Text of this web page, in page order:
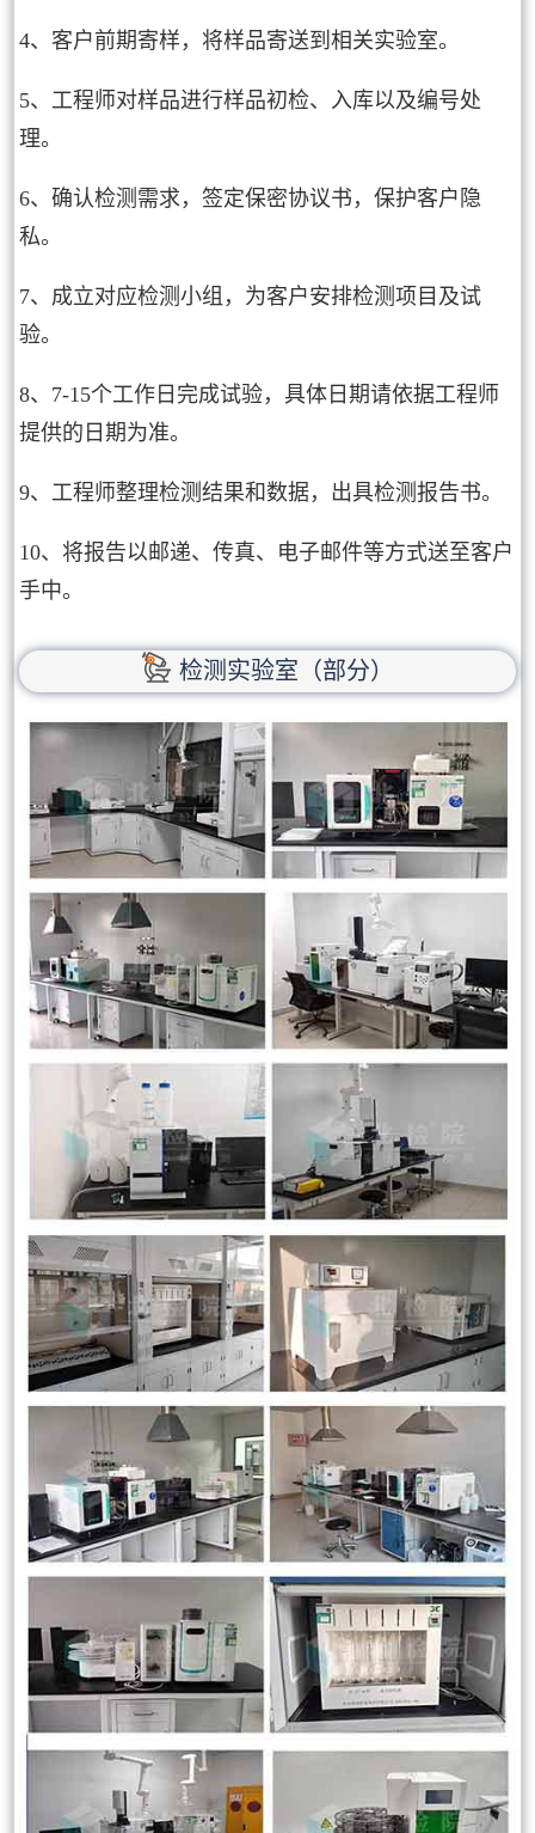
4、客户前期寄样，将样品寄送到相关实验室。
5、工程师对样品进行样品初检、入库以及编号处
理。
6、确认检测需求，签定保密协议书，保护客户隐
私。
7、成立对应检测小组，为客户安排检测项目及试
验。
8、7-15个工作日完成试验，具体日期请依据工程师
提供的日期为准。
9、工程师整理检测结果和数据，出具检测报告书。
10、将报告以邮递、传真、电子邮件等方式送至客户
手中。
检测实验室（部分）